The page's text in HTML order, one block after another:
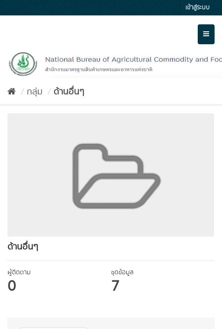
to
เข้าสู่ระบบ
กลุ่ม ด้านอื่นๆ
ด้านอื่นๆ
ผู้ติดตาม
0
ชุดข้อมูล
7